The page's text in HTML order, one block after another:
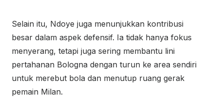
Selain itu, Ndoye juga menunjukkan kontribusi
besar dalam aspek defensif. Ia tidak hanya fokus
menyerang, tetapi juga sering membantu lini
pertahanan Bologna dengan turun ke area sendiri
untuk merebut bola dan menutup ruang gerak
pemain Milan.